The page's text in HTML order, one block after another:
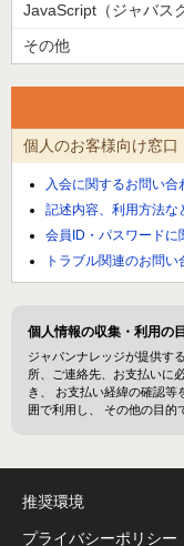
JavaScript（ジャバス
その他
個人のお客様向け窓口
入会に関するお問い合
記述内容、利用方法な
会員ID・パスワードに
トラブル関連のお問い
個人情報の収集・利用の
ジャパンナレッジが提供す
所、ご連絡先、お支払いに
き、 お支払い経緯の確認
囲で利用し、 その他の目的
推奨環境
プライバシーポリシー